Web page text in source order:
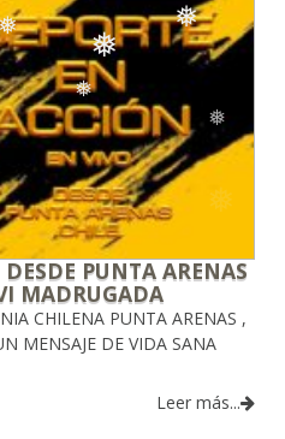
❅
❅
❅
❅
❅
❅
PUNTA ARENAS
MADRUGADA
CHILENA PUNTA ARENAS ,
MENSAJE DE VIDA SANA
Leer más...